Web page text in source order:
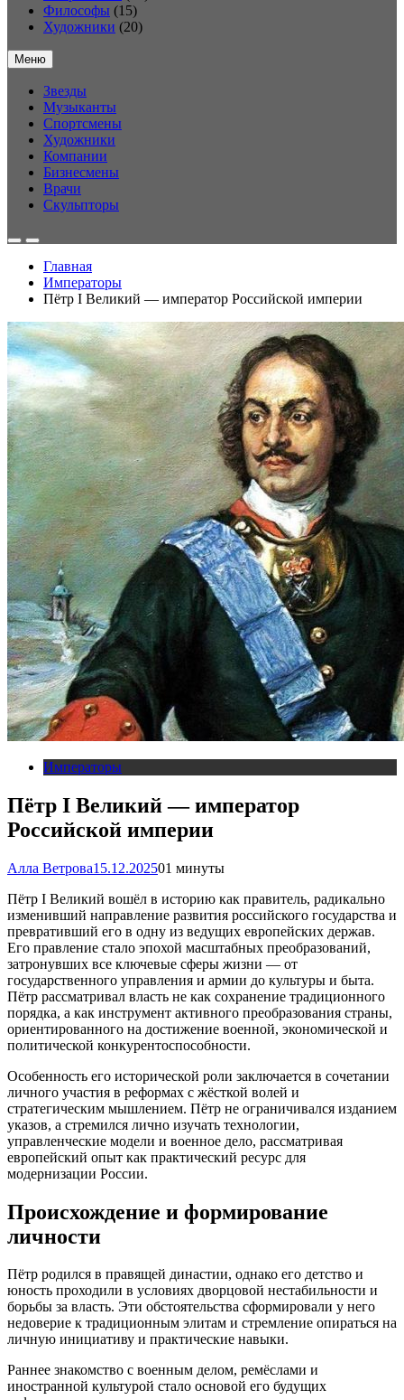
Философы (15)
Художники (20)
Меню
Звезды
Музыканты
Спортсмены
Художники
Компании
Бизнесмены
Врачи
Скульпторы
Главная
Императоры
Пётр I Великий — император Российской империи
Императоры
Пётр I Великий — император
Российской империи
Алла Ветрова15.12.202501 минуты
Пётр I Великий вошёл в историю как правитель, радикально
изменивший направление развития российского государства и
превративший его в одну из ведущих европейских держав.
Его правление стало эпохой масштабных преобразований,
затронувших все ключевые сферы жизни — от
государственного управления и армии до культуры и быта.
Пётр рассматривал власть не как сохранение традиционного
порядка, а как инструмент активного преобразования страны,
ориентированного на достижение военной, экономической и
политической конкурентоспособности.
Особенность его исторической роли заключается в сочетании
личного участия в реформах с жёсткой волей и
стратегическим мышлением. Пётр не ограничивался изданием
указов, а стремился лично изучать технологии,
управленческие модели и военное дело, рассматривая
европейский опыт как практический ресурс для
модернизации России.
Происхождение и формирование
личности
Пётр родился в правящей династии, однако его детство и
юность проходили в условиях дворцовой нестабильности и
борьбы за власть. Эти обстоятельства сформировали у него
недоверие к традиционным элитам и стремление опираться на
личную инициативу и практические навыки.
Раннее знакомство с военным делом, ремёслами и
иностранной культурой стало основой его будущих